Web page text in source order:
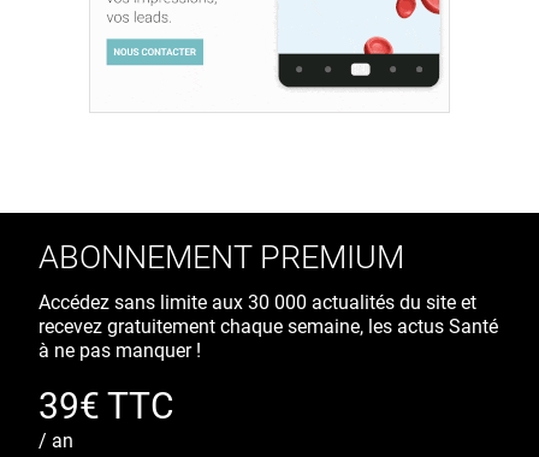
ABONNEMENT PREMIUM
Accédez sans limite aux 30 000 actualités du site et
recevez gratuitement chaque semaine, les actus Santé
à ne pas manquer !
39€ TTC
/ an